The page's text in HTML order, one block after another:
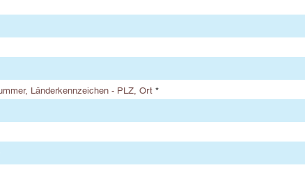
Länderkennzeichen - PLZ, Ort